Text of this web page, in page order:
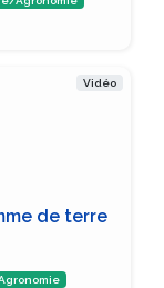
Vidéo
de terre